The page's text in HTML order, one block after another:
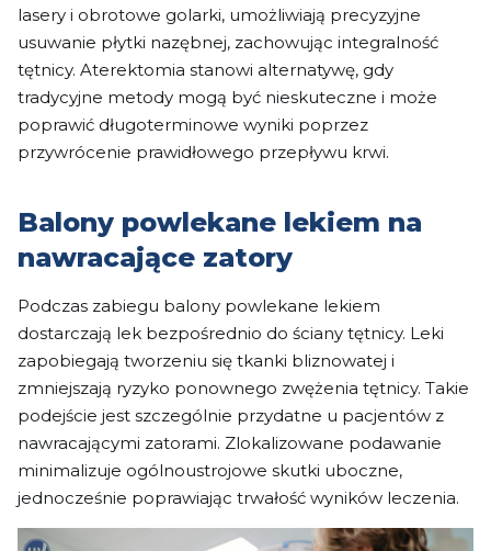
lasery i obrotowe golarki, umożliwiają precyzyjne
usuwanie płytki nazębnej, zachowując integralność
tętnicy. Aterektomia stanowi alternatywę, gdy
tradycyjne metody mogą być nieskuteczne i może
poprawić długoterminowe wyniki poprzez
przywrócenie prawidłowego przepływu krwi.
Balony powlekane lekiem na
nawracające zatory
Podczas zabiegu balony powlekane lekiem
dostarczają lek bezpośrednio do ściany tętnicy. Leki
zapobiegają tworzeniu się tkanki bliznowatej i
zmniejszają ryzyko ponownego zwężenia tętnicy. Takie
podejście jest szczególnie przydatne u pacjentów z
nawracającymi zatorami. Zlokalizowane podawanie
minimalizuje ogólnoustrojowe skutki uboczne,
jednocześnie poprawiając trwałość wyników leczenia.